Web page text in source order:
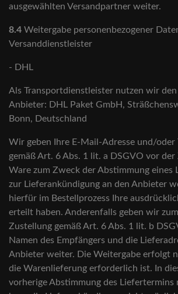
ausgewählten Versandpartner weiter.
8.4 Weitergabe personenbezogener
Versanddienstleister
- DHL
Als Transportdienstleister nutzen wir
Anbieter: DHL Paket GmbH,
Bonn, Deutschland
Wir geben Ihre E-Mail-Adresse und/oder
gemäß Art. 6 Abs. 1 lit. a DSGVO vor
Ware zum Zweck der Abstimmung eines
zur Lieferankündigung an den Anbieter
hierfür im Bestellprozess Ihre
erteilt haben. Anderenfalls geben wir
Zustellung gemäß Art. 6 Abs. 1 lit. b
Namen des Empfängers und die
Anbieter weiter. Die Weitergabe erfolgt
die Warenlieferung erforderlich ist. In
vorherige Abstimmung des Liefertermins